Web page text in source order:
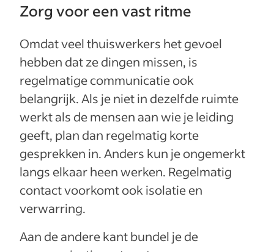
Zorg voor een vast ritme
Omdat veel thuiswerkers het gevoel
hebben dat ze dingen missen, is
regelmatige communicatie ook
belangrijk. Als je niet in dezelfde ruimte
werkt als de mensen aan wie je leiding
geeft, plan dan regelmatig korte
gesprekken in. Anders kun je ongemerkt
langs elkaar heen werken. Regelmatig
contact voorkomt ook isolatie en
verwarring.
Aan de andere kant bundel je de